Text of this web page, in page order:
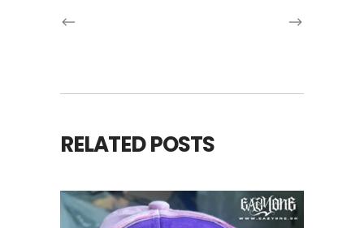
RELATED POSTS